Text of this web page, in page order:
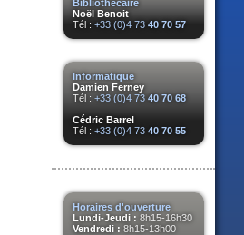
Bibliothécaire
Noël Benoit
Tél : +33 (0)4 73 40 70 57
Informatique
Damien Ferney
Tél : +33 (0)4 73 40 70 68
Cédric Barrel
Tél : +33 (0)4 73 40 70 55
Horaires d'ouverture
Lundi-Jeudi : 8h15-16h30
Vendredi : 8h15-13h00